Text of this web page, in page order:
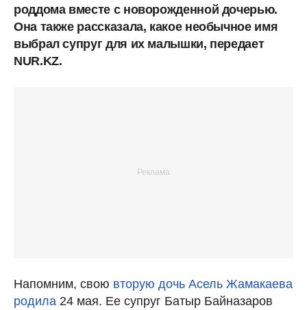
роддома вместе с новорожденной дочерью.
Она также рассказала, какое необычное имя
выбрал супруг для их малышки, передает
NUR.KZ.
Напомним, свою вторую дочь Асель Жамакаева
родила 24 мая. Ее супруг Батыр Байназаров